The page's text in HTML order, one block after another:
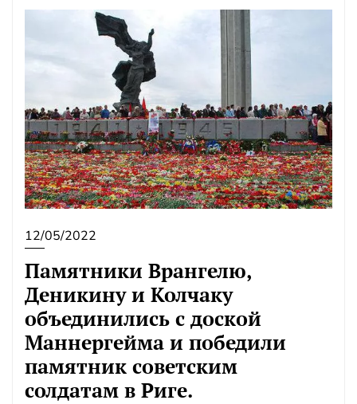
12/05/2022
Памятники Врангелю,
Деникину и Колчаку
объединились с доской
Маннергейма и победили
памятник советским
солдатам в Риге.